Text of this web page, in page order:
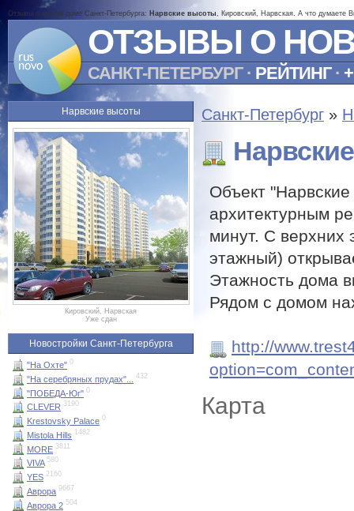
Отзывы о жилом доме Санкт-Петербурга: Нарвские высоты, Кировский, Нарвская. А что думаете
ОТЗЫВЫ О
САНКТ-ПЕТЕРБУРГ· РЕЙТИНГ· +
Нарвские высоты
Кировский, Нарвская
Уже сдан
Новостройки Санкт-Петербурга
"На Охте" 0
"На серебряных прудах"... 432
"ПОБЕДА-Юг" 0
CLEVER 3190
Krestovsky Palace 0
Mistola Hills 1482
MORE 3811
VIVA 580
YES 2160
Аврора 9667
Аврора 2 504
Санкт-Петербург »
Объект
архитектурным
минут. С верхних
этажный)
Этажность дома
Рядом с домом
http://
Карта